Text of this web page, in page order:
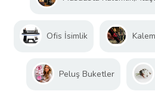
Ofis İsimlik
Peluş Buketler